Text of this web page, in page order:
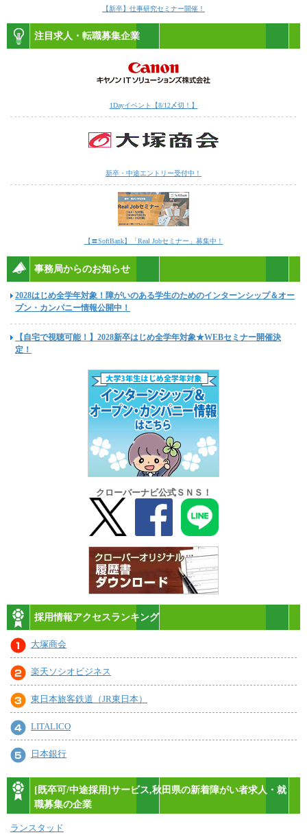
【新卒】仕事研究セミナー開催！
注目求人・転職募集企業
1Dayイベント【8/12〆切！】
新卒・中途エントリー受付中！
【〓SoftBank】「Real Jobセミナー」募集中！
事務局からのお知らせ
2028はじめ全学年対象！障がいのある学生のためのインターンシップ＆オー
プン・カンパニー情報公開中！
【自宅で視聴可能！】2028新卒はじめ全学年対象★WEBセミナー開催決
定！
クローバーナビ公式ＳＮＳ！
採用情報アクセスランキング
大塚商会
楽天ソシオビジネス
東日本旅客鉄道（JR東日本）
LITALICO
日本銀行
[既卒可/中途採用]サービス,秋田県の新着障がい者求人・就
職募集の企業
ランスタッド